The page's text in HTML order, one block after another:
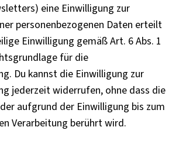
eine Einwilligung zur
personenbezogenen Daten erteilt
Einwilligung gemäß Art. 6 Abs. 1
für die
Du kannst die Einwilligung zur
jederzeit widerrufen, ohne dass die
aufgrund der Einwilligung bis zum
Verarbeitung berührt wird.